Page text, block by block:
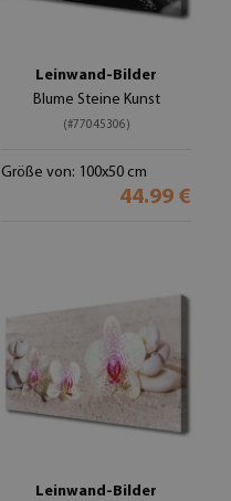
Leinwand-Bilder
Blume Steine Kunst
(#77045306)
Größe von: 100x50 cm
44.99 €
Leinwand-Bilder